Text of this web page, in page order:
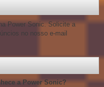
Power Sonic. Solicite a
no nosso e-mail
a Power Sonic?